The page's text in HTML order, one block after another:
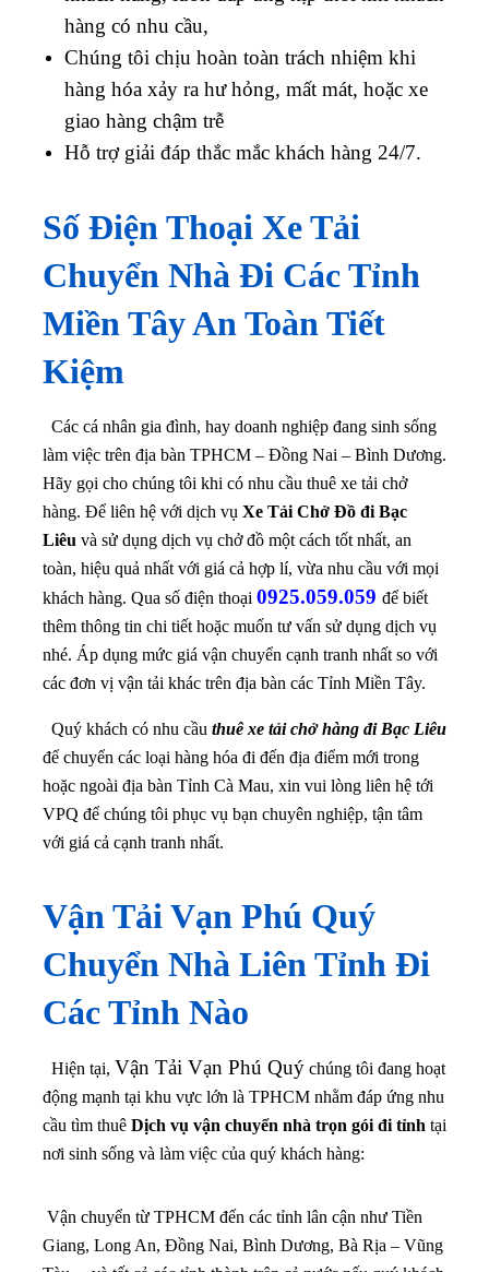
hàng có nhu cầu,
Chúng tôi chịu hoàn toàn trách nhiệm khi
hàng hóa xảy ra hư hỏng, mất mát, hoặc xe
giao hàng chậm trễ
Hỗ trợ giải đáp thắc mắc khách hàng 24/7.
Số Điện Thoại Xe Tải
Chuyển Nhà Đi Các Tỉnh
Miền Tây An Toàn Tiết
Kiệm
Các cá nhân gia đình, hay doanh nghiệp đang sinh sống
làm việc trên địa bàn TPHCM – Đồng Nai – Bình Dương.
Hãy gọi cho chúng tôi khi có nhu cầu thuê xe tải chở
hàng. Để liên hệ với dịch vụ Xe Tải Chở Đồ đi Bạc
Liêu và sử dụng dịch vụ chở đồ một cách tốt nhất, an
toàn, hiệu quả nhất với giá cả hợp lí, vừa nhu cầu với mọi
khách hàng. Qua số điện thoại 0925.059.059 để biết
thêm thông tin chi tiết hoặc muốn tư vấn sử dụng dịch vụ
nhé. Áp dụng mức giá vận chuyển cạnh tranh nhất so với
các đơn vị vận tải khác trên địa bàn các Tỉnh Miền Tây.
Quý khách có nhu cầu thuê xe tải chở hàng đi Bạc Liêu
để chuyển các loại hàng hóa đi đến địa điểm mới trong
hoặc ngoài địa bàn Tỉnh Cà Mau, xin vui lòng liên hệ tới
VPQ để chúng tôi phục vụ bạn chuyên nghiệp, tận tâm
với giá cả cạnh tranh nhất.
Vận Tải Vạn Phú Quý
Chuyển Nhà Liên Tỉnh Đi
Các Tỉnh Nào
Hiện tại, Vận Tải Vạn Phú Quý chúng tôi đang hoạt
động mạnh tại khu vực lớn là TPHCM nhằm đáp ứng nhu
cầu tìm thuê Dịch vụ vận chuyển nhà trọn gói đi tỉnh tại
nơi sinh sống và làm việc của quý khách hàng:
Vận chuyển từ TPHCM đến các tỉnh lân cận như Tiền
Giang, Long An, Đồng Nai, Bình Dương, Bà Rịa – Vũng